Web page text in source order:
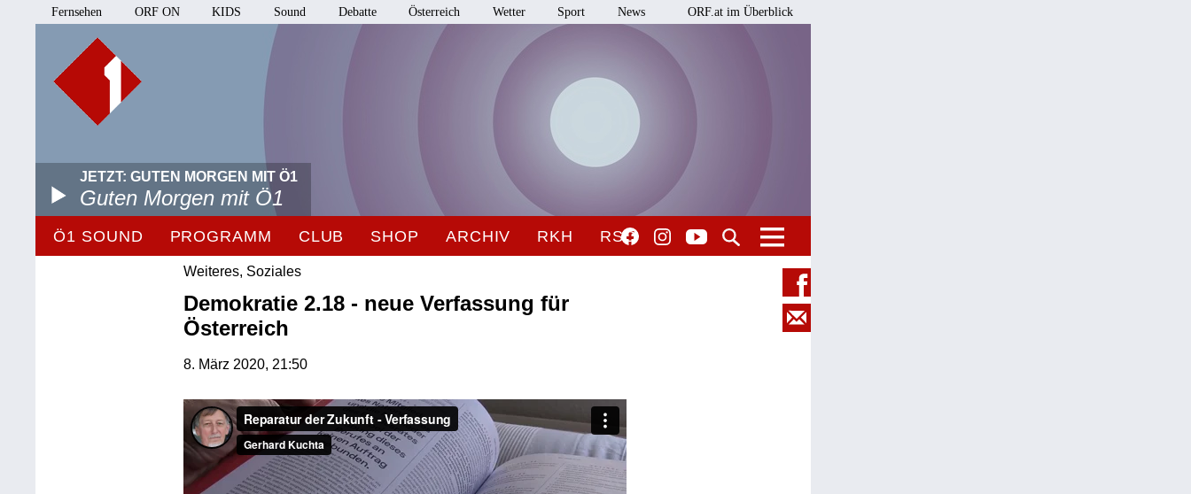
Fernsehen ORF ON KIDS Sound Debatte Österreich Wetter Sport News ORF.at im Überblick
JETZT: GUTEN MORGEN MIT Ö1
Guten Morgen mit Ö1
Ö1 SOUND PROGRAMM CLUB SHOP ARCHIV RKH RSO
Weiteres, Soziales
Demokratie 2.18 - neue Verfassung für
Österreich
8. März 2020, 21:50